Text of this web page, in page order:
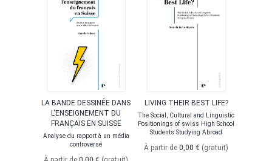
LA BANDE DESSINÉE DANS
L'ENSEIGNEMENT DU
FRANÇAIS EN SUISSE
Analyse du rapport à un média
controversé
LIVING THEIR BEST LIFE?
The Social, Cultural and Linguistic
Positionings of swiss High School
Students Studying Abroad
À partir de 0,00 € (gratuit)